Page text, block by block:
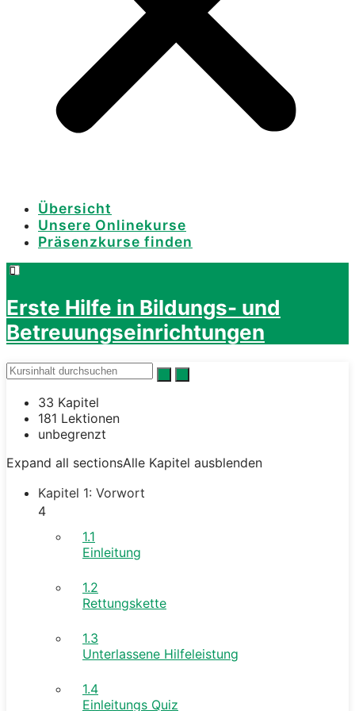
Übersicht
Unsere Onlinekurse
Präsenzkurse finden
Erste Hilfe in Bildungs- und
Betreuungseinrichtungen
33 Kapitel
181 Lektionen
unbegrenzt
Expand all sectionsAlle Kapitel ausblenden
Kapitel 1: Vorwort
4
1.1
Einleitung
1.2
Rettungskette
1.3
Unterlassene Hilfeleistung
1.4
Einleitungs Quiz